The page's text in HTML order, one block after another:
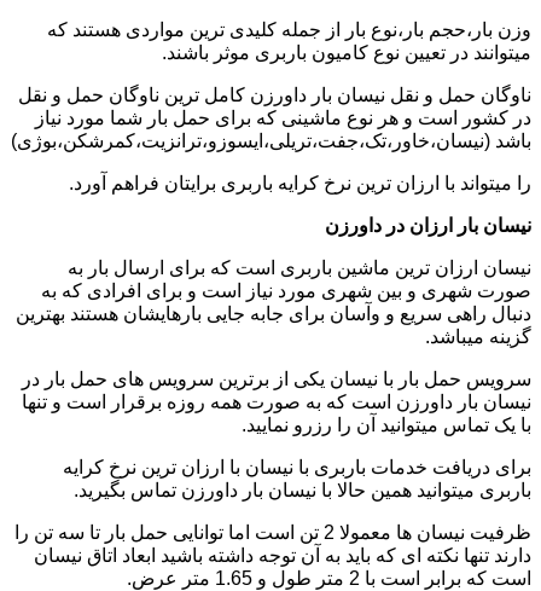
وزن بار،حجم بار،نوع بار از جمله کلیدی ترین مواردی هستند که
میتوانند در تعیین نوع کامیون باربری موثر باشند.
ناوگان حمل و نقل نیسان بار داورزن کامل ترین ناوگان حمل و نقل
در کشور است و هر نوع ماشینی که برای حمل بار شما مورد نیاز
باشد (نیسان،خاور،تک،جفت،تریلی،ایسوزو،ترانزیت،کمرشکن،بوژی)
را میتواند با ارزان ترین نرخ کرایه باربری برایتان فراهم آورد.
نیسان بار ارزان در داورزن
نیسان ارزان ترین ماشین باربری است که برای ارسال بار به
صورت شهری و بین شهری مورد نیاز است و برای افرادی که به
دنبال راهی سریع و وآسان برای جابه جایی بارهایشان هستند بهترین
گزینه میباشد.
سرویس حمل بار با نیسان یکی از برترین سرویس های حمل بار در
نیسان بار داورزن است که به صورت همه روزه برقرار است و تنها
با یک تماس میتوانید آن را رزرو نمایید.
برای دریافت خدمات باربری با نیسان با ارزان ترین نرخ کرایه
باربری میتوانید همین حالا با نیسان بار داورزن تماس بگیرید.
ظرفیت نیسان ها معمولا 2 تن است اما توانایی حمل بار تا سه تن را
دارند تنها نکته ای که باید به آن توجه داشته باشید ابعاد اتاق نیسان
است که برابر است با 2 متر طول و 1.65 متر عرض.